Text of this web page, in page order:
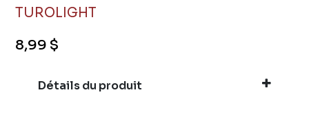
TUROLIGHT
8,99 $
Détails du produit